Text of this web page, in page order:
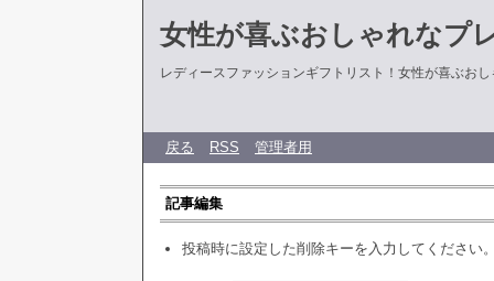
女性が喜ぶおしゃれなプ
レディースファッションギフトリスト！女性が喜ぶお
戻る RSS 管理者用
記事編集
投稿時に設定した削除キーを入力してください